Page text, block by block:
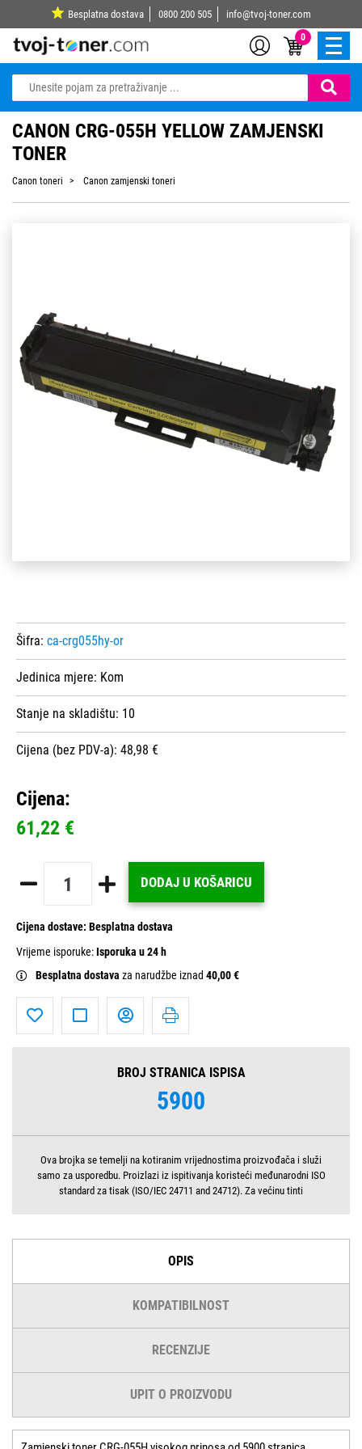
Besplatna dostava 0800 200 505 info@tvoj-toner.com
0
CANON CRG-055H YELLOW ZAMJENSKI
TONER
Canon toneri Canon zamjenski toneri
Šifra: ca-crg055hy-or
Jedinica mjere: Kom
Stanje na skladištu: 10
Cijena (bez PDV-a): 48,98 €
Cijena:
61,22 €
DODAJ U KOŠARICU
Cijena dostave: Besplatna dostava
Vrijeme isporuke:Isporuka u 24 h
Besplatna dostava za narudžbe iznad 40,00 €
BROJ STRANICA ISPISA
5900
Ova brojka se temelji na kotiranim vrijednostima proizvođača i služi
samo za usporedbu. Proizlazi iz ispitivanja koristeći međunarodni ISO
standard za tisak (ISO/IEC 24711 and 24712). Za većinu tinti
OPIS
KOMPATIBILNOST
RECENZIJE
UPIT O PROIZVODU